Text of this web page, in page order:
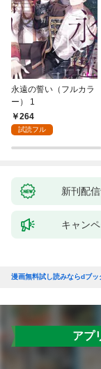
永遠の誓い（フルカラ
ー） 1
264
試読フル
新刊配
キャン
漫画無料試し読みならdブッ
アプ